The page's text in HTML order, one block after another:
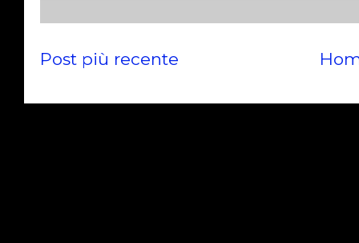
Post più recente